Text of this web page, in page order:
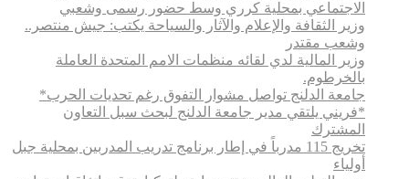
الاجتماعي بمحلية كرري وسط حضور رسمى وشعبي
وزير الثقافة والإعلام والآثار والسياحة يكتب: جيش منتصر..
وشعب مقتدر
وزير المالية لدي لقائه منظمات الامم المتحدة العاملة
بالخرطوم.
جامعة الدلنج تواصل مشوار التفوق رغم تحديات الحرب*
*فريني يلتقي مدير جامعة الدلنج لبحث سبل التعاون
المشترك
تخريج 115 مدرباً في إطار برنامج تدريب المدربين بمحلية جبل
أولياء